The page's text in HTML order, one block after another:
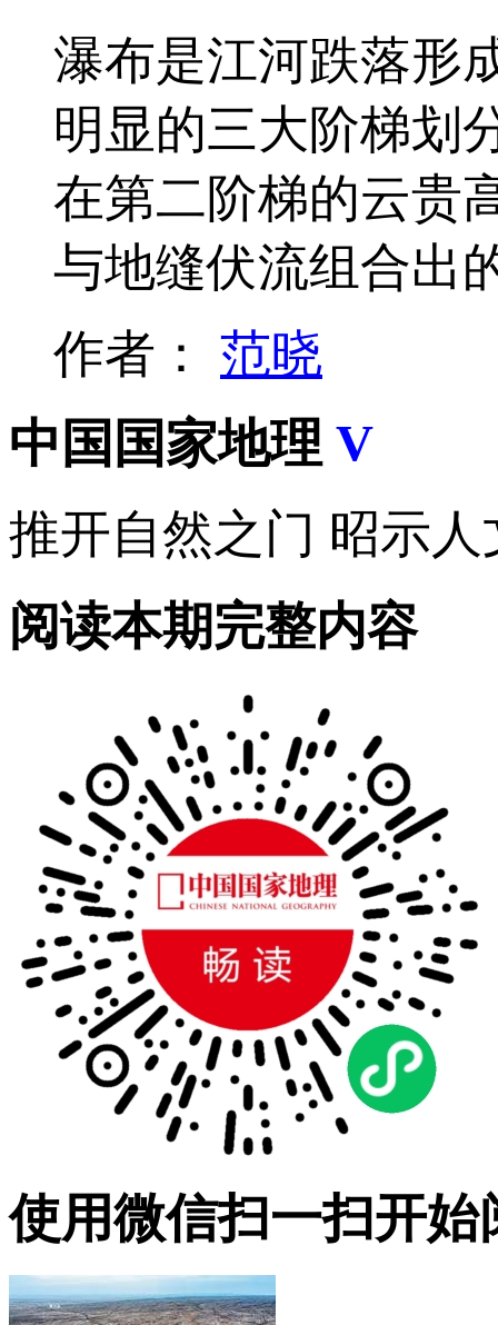
瀑布是江河跌落形
明显的三大阶梯划
在第二阶梯的云贵
与地缝伏流组合
作者： 范晓
中国国家地理 V
推开自然之门 昭示人
阅读本期完整内容
使用微信扫一扫开始